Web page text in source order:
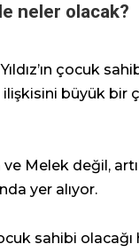
neler olacak?
çocuk
büyük bir
ve Melek değil,
yer alıyor.
sahibi olacağı